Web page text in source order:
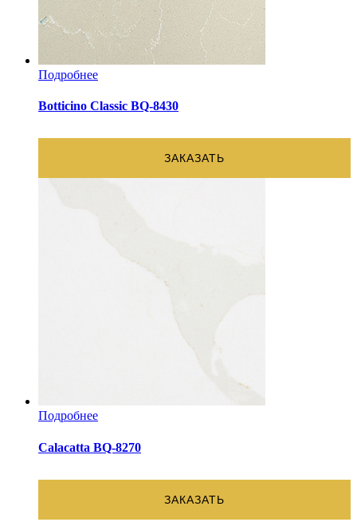
Подробнее
Botticino Classic BQ-8430
ЗАКАЗАТЬ
Подробнее
Calacatta BQ-8270
ЗАКАЗАТЬ